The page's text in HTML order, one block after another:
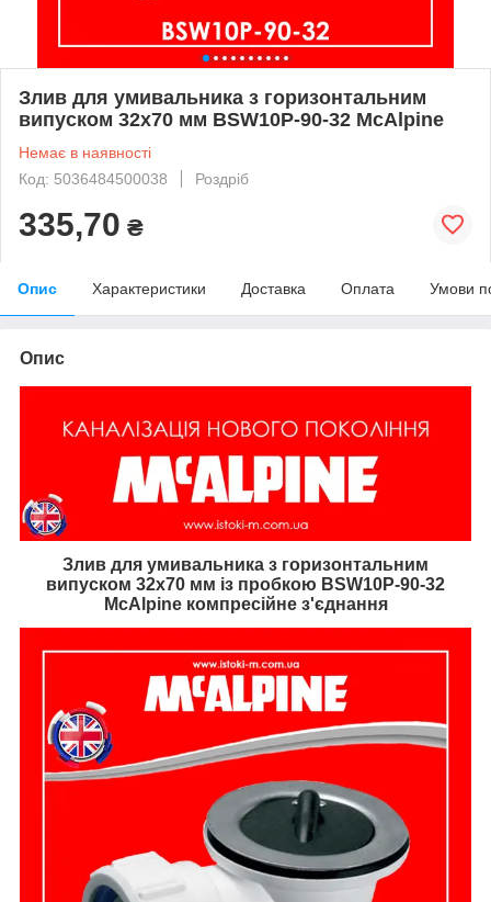
Злив для умивальника з горизонтальним
випуском 32x70 мм BSW10P-90-32 McAlpine
Немає в наявності
Код: 5036484500038
Роздріб
335,70 ₴
Опис Характеристики Доставка Оплата Умови
Опис
Злив для умивальника з горизонтальним
випуском 32x70 мм із пробкою BSW10P-90-32
McAlpine компресійне з'єднання